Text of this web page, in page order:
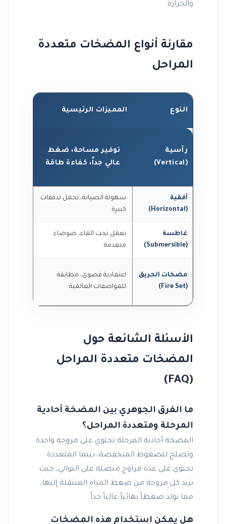
والحرارة.
مقارنة أنواع المضخات متعددة
المراحل
النوع المميزات الرئيسية
رأسية
(Vertical)
توفير مساحة، ضغط
عالي جداً، كفاءة طاقة
أفقية
(Horizontal)
سهولة الصيانة، تحمل تدفقات
كبيرة
غاطسة
(Submersible)
تعمل تحت الماء، ضوضاء
منعدمة
مضخات الحريق
(Fire Set)
اعتمادية قصوى، مطابقة
للمواصفات العالمية
الأسئلة الشائعة حول
المضخات متعددة المراحل
(FAQ)
ما الفرق الجوهري بين المضخة أحادية
المرحلة ومتعددة المراحل؟
المضخة أحادية المرحلة تحتوي على مروحة واحدة
وتصلح للضغوط المنخفضة، بينما المتعددة
تحتوي على عدة مراوح متصلة على التوالي، حيث
تزيد كل مروحة من ضغط المياه المنتقلة إليها،
مما يولد ضغطاً نهائياً عالياً جداً.
هل يمكن استخدام هذه المضخات